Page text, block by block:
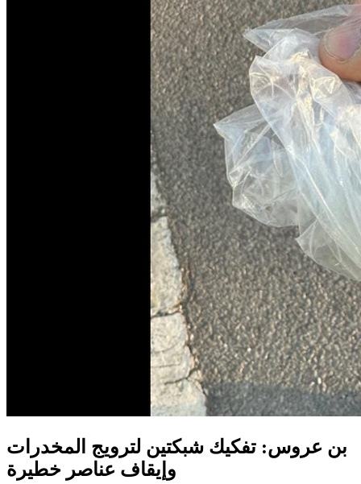
بن عروس: تفكيك شبكتين لترويج المخدرات
وإيقاف عناصر خطيرة